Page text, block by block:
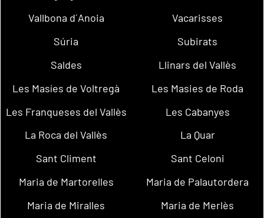
Vallbona d´Anoia
Vacarisses
Súria
Subirats
Saldes
Llinars del Vallès
Les Masíes de Voltregà
Les Masies de Roda
Les Franqueses del Vallès
Les Cabanyes
La Roca del Vallès
La Quar
Sant Climent
Sant Celoni
Maria de Martorelles
Maria de Palautordera
Maria de Miralles
Maria de Merlès